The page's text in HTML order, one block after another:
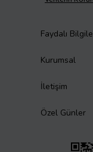
Faydalı
Kurumsal
İletişim
Özel Günler